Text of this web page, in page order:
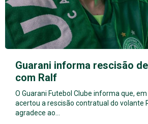
Guarani informa rescisão
com Ralf
O Guarani Futebol Clube informa que,
acertou a rescisão contratual do volante
agradece ao…